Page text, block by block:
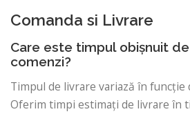
Comanda si Livrare
Care este timpul obișnuit
comenzi?
Timpul de livrare variază în
Oferim timpi estimați de livrare în